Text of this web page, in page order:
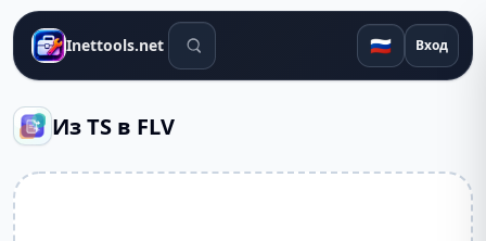
Inettools.net Поиск инструментов 🇷🇺 Вход
Из TS в FLV